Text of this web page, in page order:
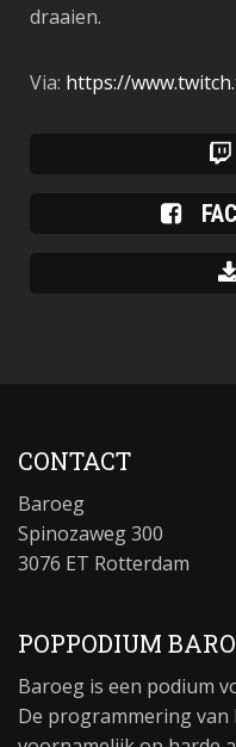
draaien.
Via: https://
CONTACT
Baroeg
Spinozaweg 300
3076 ET Rotterdam
POPPODIUM
Baroeg is een podium
De programmering